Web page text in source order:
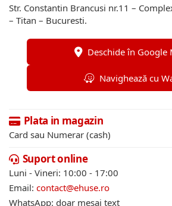
Str. Constantin Brancusi nr.11 –
– Titan – Bucuresti.
Deschide în Google
Navighează cu
Plata in magazin
Card sau Numerar (cash)
Suport online
Luni - Vineri: 10:00 - 17:00
Email: contact@ehuse.ro
WhatsApp: doar mesaj text